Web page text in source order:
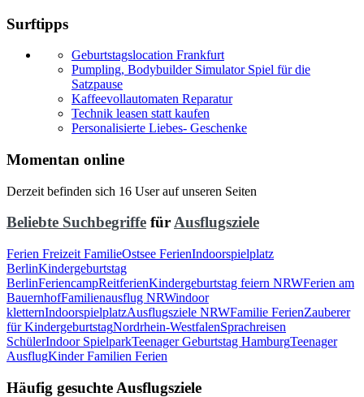
Surftipps
Geburtstagslocation Frankfurt
Pumpling, Bodybuilder Simulator Spiel für die
Satzpause
Kaffeevollautomaten Reparatur
Technik leasen statt kaufen
Personalisierte Liebes- Geschenke
Momentan online
Derzeit befinden sich 16 User auf unseren Seiten
Beliebte Suchbegriffe fürAusflugsziele
Ferien Freizeit FamilieOstsee FerienIndoorspielplatz
BerlinKindergeburtstag
BerlinFeriencampReitferienKindergeburtstag feiern NRWFerien am
BauernhofFamilienausflug NRWindoor
kletternIndoorspielplatzAusflugsziele NRWFamilie FerienZauberer
für KindergeburtstagNordrhein-WestfalenSprachreisen
SchülerIndoor SpielparkTeenager Geburtstag HamburgTeenager
AusflugKinder Familien Ferien
Häufig gesuchte Ausflugsziele